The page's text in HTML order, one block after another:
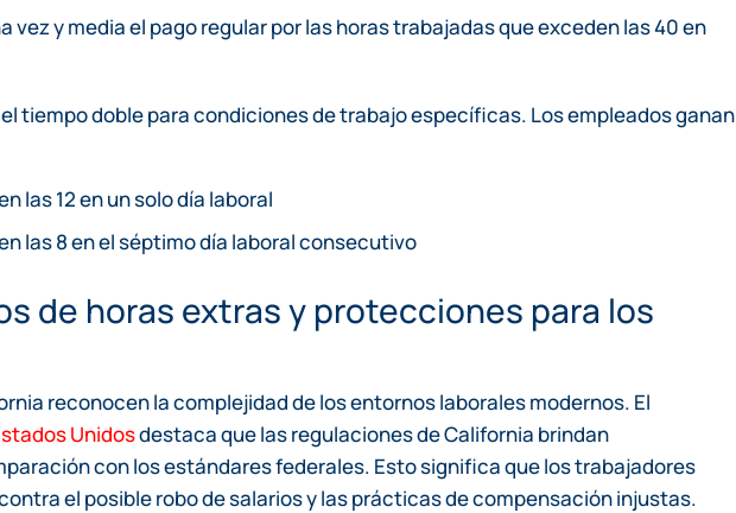
vez y media el pago regular por las horas trabajadas que exceden las 40 en
tiempo doble para condiciones de trabajo específicas. Los empleados ganan
las 12 en un solo día laboral
las 8 en el séptimo día laboral consecutivo
de horas extras y protecciones para los
reconocen la complejidad de los entornos laborales modernos. El
Unidosdestaca que las regulaciones de California brindan
con los estándares federales. Esto significa que los trabajadores
el posible robo de salarios y las prácticas de compensación injustas.